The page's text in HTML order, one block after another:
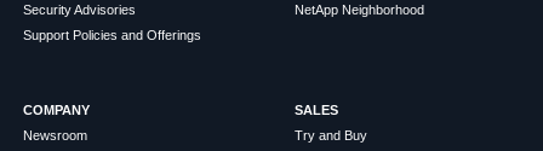
Security Advisories
Support Policies and Offerings
NetApp Neighborhood
COMPANY
Newsroom
SALES
Try and Buy